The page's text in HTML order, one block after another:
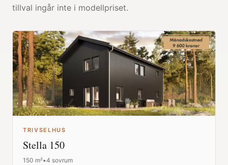
tillval ingår inte i modellpriset.
TRIVSELHUS
Stella 150
150 m²•4 sovrum